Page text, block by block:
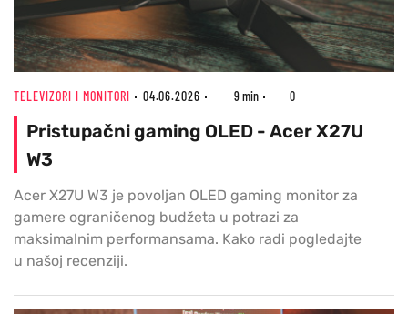
TELEVIZORI I MONITORI 04.06.2026 9 min 0
Pristupačni gaming OLED - Acer X27U
W3
Acer X27U W3 je povoljan OLED gaming monitor za
gamere ograničenog budžeta u potrazi za
maksimalnim performansama. Kako radi pogledajte
u našoj recenziji.